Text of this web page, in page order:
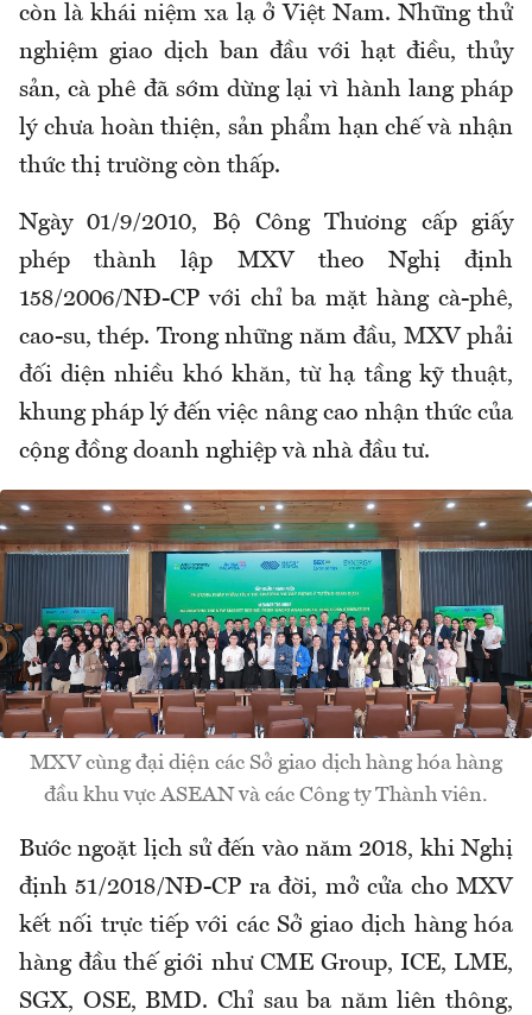
còn là khái niệm xa lạ ở Việt Nam. Những thử
nghiệm giao dịch ban đầu với hạt điều, thủy
sản, cà phê đã sớm dừng lại vì hành lang pháp
lý chưa hoàn thiện, sản phẩm hạn chế và nhận
thức thị trường còn thấp.
Ngày 01/9/2010, Bộ Công Thương cấp giấy
phép thành lập MXV theo Nghị định
158/2006/NĐ-CP với chỉ ba mặt hàng cà-phê,
cao-su, thép. Trong những năm đầu, MXV phải
đối diện nhiều khó khăn, từ hạ tầng kỹ thuật,
khung pháp lý đến việc nâng cao nhận thức của
cộng đồng doanh nghiệp và nhà đầu tư.
MXV cùng đại diện các Sở giao dịch hàng hóa hàng
đầu khu vực ASEAN và các Công ty Thành viên.
Bước ngoặt lịch sử đến vào năm 2018, khi Nghị
định 51/2018/NĐ-CP ra đời, mở cửa cho MXV
kết nối trực tiếp với các Sở giao dịch hàng hóa
hàng đầu thế giới như CME Group, ICE, LME,
SGX, OSE, BMD. Chỉ sau ba năm liên thông,